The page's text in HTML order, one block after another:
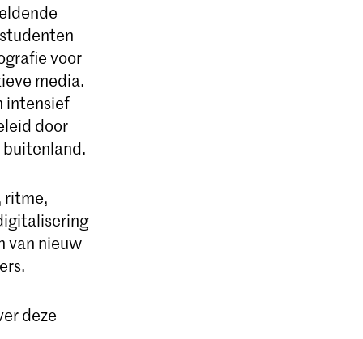
voor
media.
intensief
door
ritme,
van nieuw
deze